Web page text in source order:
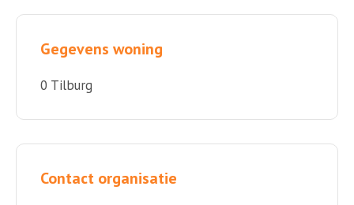
Gegevens woning
0 Tilburg
Contact organisatie